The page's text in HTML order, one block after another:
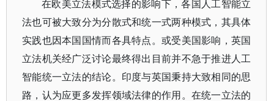
在欧美立法模式选择的影响下，各国人工智能立
法也可被大致分为分散式和统一式两种模式，其具体
实践也因本国国情而各具特点。或受美国影响，英国
立法机关经广泛讨论最终得出目前并不急于推进人工
智能统一立法的结论。印度与英国秉持大致相同的思
路，认为应更多发挥领域法律的作用。在统一立法的